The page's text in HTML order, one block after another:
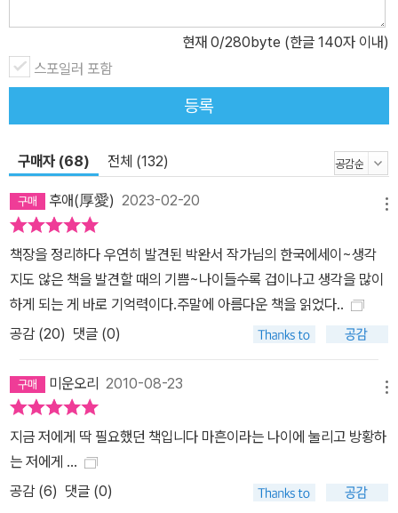
대지와 같은 생명력이 담뿍 담겨져 있다. 작가는 등단 40주년이라는
것에 어떤 큰 구속도 느끼지 않는다. 그것은 작가로서나, 한 인간으로
서 존재의 영속성에 대한 끝없는 탐구로, 작가가 아직 가지 못한 길,
어딘가에 있을 더 아름다운 길을 찾아 나설 자유를 향한 의지와 내적
읽는 즐거움은 물론 미래를 읽는 설렘까지 가져다주는 이유가 되는
것은 바로 이 때문이다. 아울러 살아 있는 거목이라는 진부한 찬사를
동원할 수밖에 없는 이유이기도 하다.
현재 0/280byte (한글 140자 이내)
스포일러 포함
등록
구매자 (68) 전체 (132)
후애(厚愛) 2023-02-20
책장을 정리하다 우연히 발견된 박완서 작가님의 한국에세이~생각
지도 않은 책을 발견할 때의 기쁨~나이들수록 겁이나고 생각을 많이
하게 되는 게 바로 기억력이다.주말에 아름다운 책을 읽었다..
공감 (20) 댓글 (0)
미운오리 2010-08-23
지금 저에게 딱 필요했던 책입니다 마흔이라는 나이에 눌리고 방황하
는 저에게 ...
공감 (6) 댓글 (0)